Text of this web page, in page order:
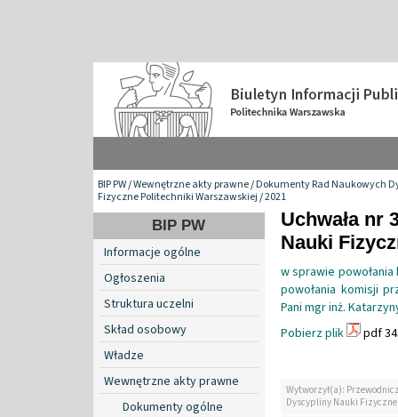
BIP PW/Wewnętrzne akty prawne/Dokumenty Rad Naukowych
Fizyczne Politechniki Warszawskiej/2021
BIP PW
Informacje ogólne
Ogłoszenia
Struktura uczelni
Skład osobowy
Władze
Wewnętrzne akty prawne
Dokumenty ogólne
Uchwała nr
Nauki
w sprawie
powołania komisji
Pani mgr inż.
Pobierz plik
pdf
Wytworzył(a):
Dyscypliny Nauki Fizyczne